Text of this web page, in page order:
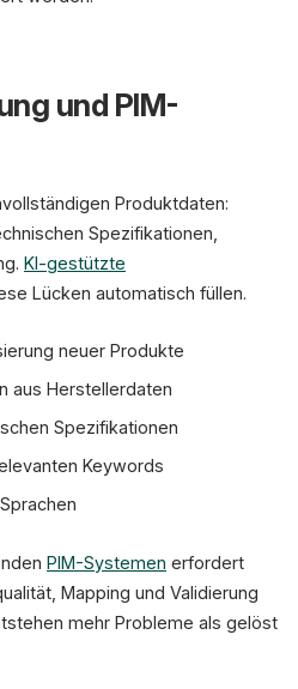
und PIM-
Produktdaten:
Spezifikationen,
KI-gestützte
Lücken automatisch füllen.
neuer Produkte
aus Herstellerdaten
Spezifikationen
Keywords
PIM-Systemen erfordert
Mapping und Validierung
mehr Probleme als gelöst